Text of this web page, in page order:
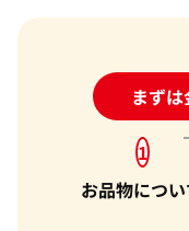
まず
24時間受
1
お品物につ